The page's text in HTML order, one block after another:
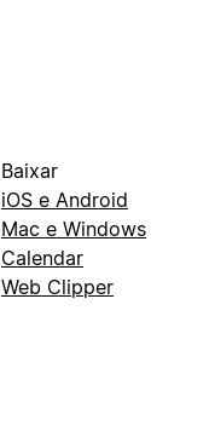
Baixar
iOS e Android
Mac e Windows
Calendar
Web Clipper